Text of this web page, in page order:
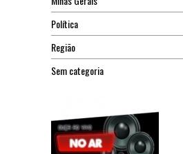
Política
Região
Sem categoria